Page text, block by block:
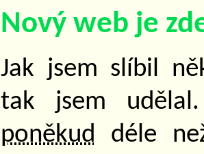
Nový web je
Jak jsem slíbil
tak jsem
poněkud déle